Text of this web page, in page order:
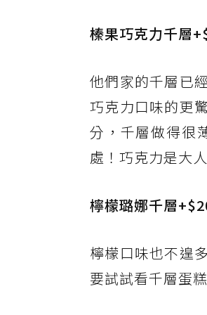
榛果巧克力千層
他們家的千層已
巧克力口味的更
分，千層做得很
處！巧克力是大
檸檬璐娜千層
檸檬口味也不遑
要試試看千層蛋糕